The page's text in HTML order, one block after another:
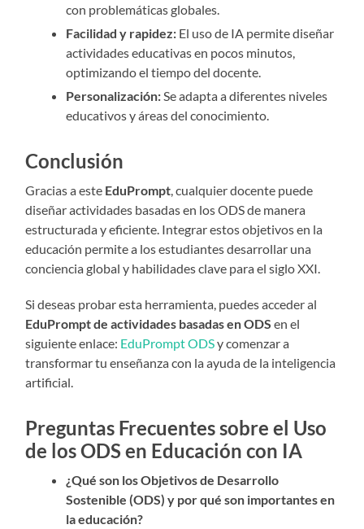
con problemáticas globales.
Facilidad y rapidez: El uso de IA permite diseñar
actividades educativas en pocos minutos,
optimizando el tiempo del docente.
Personalización: Se adapta a diferentes niveles
educativos y áreas del conocimiento.
Conclusión
Gracias a este EduPrompt , cualquier docente puede
diseñar actividades basadas en los ODS de manera
estructurada y eficiente. Integrar estos objetivos en la
educación permite a los estudiantes desarrollar una
conciencia global y habilidades clave para el siglo XXI.
Si deseas probar esta herramienta, puedes acceder al
EduPrompt de actividades basadas en ODS en el
siguiente enlace: EduPrompt ODSy comenzar a
transformar tu enseñanza con la ayuda de la inteligencia
artificial.
Preguntas Frecuentes sobre el Uso
de los ODS en Educación con IA
¿Qué son los Objetivos de Desarrollo
Sostenible (ODS) y por qué son importantes en
la educación?